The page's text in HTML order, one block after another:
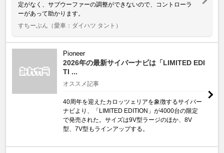
定がなく、サブウーファーの調整ができないので、コントローラ
ーがあって助かります。
すちーぶん （愛車：ダイハツ タント）
Pioneer
2026年の最新サイバーナビは「LIMITED EDI
TI ...
オススメ記事
40周年を迎えたカロッツェリアを象徴するサイバー
ナビより、「LIMITED EDITION」が4000台の限定
で発売された。サイズは9V型ラージのほか、8V
型、7V型もラインアップする。